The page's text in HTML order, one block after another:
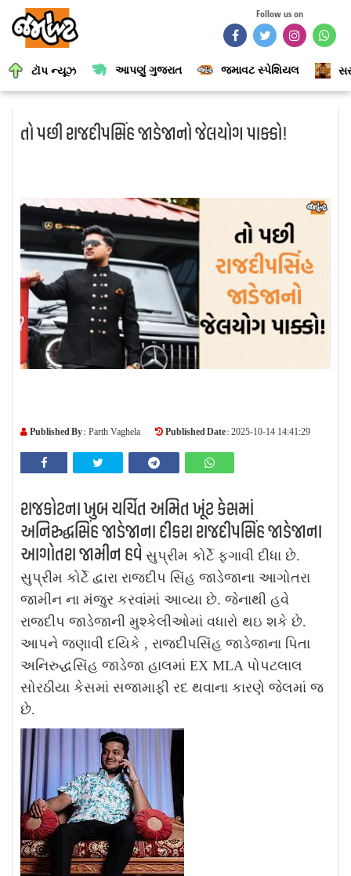
Follow us on
ટૉપ ન્યૂઝ આપણું ગુજરાત જમાવટ સ્પેશિયલ
તો પછી રાજદીપસિંહ જાડેજાનો જેલયોગ પાક્કો!
Published By : Parth Vaghela Published Date : 2025-10-14 14:41:29
રાજકોટના ખુબ ચર્ચિત અમિત ખૂંટ કેસમાં
અનિરુદ્ધસિંહ જાડેજાના દીકરા રાજદીપસિંહ જાડેજાના
આગોતરા જામીન હવે સુપ્રીમ કોર્ટે ફગાવી દીધા છે.
સુપ્રીમ કોર્ટે દ્વારા રાજદીપ સિંહ જાડેજાના આગોતરા
જામીન ના મંજુર કરવાંમાં આવ્યા છે. જેનાથી હવે
રાજદીપ જાડેજાની મુશ્કેલીઓમાં વધારો થઇ શકે છે.
આપને જણાવી દયિકે , રાજદીપસિંહ જાડેજાના પિતા
અનિરુદ્ધસિંહ જાડેજા હાલમાં EX MLA પોપટલાલ
સોરઠીયા કેસમાં સજામાફી રદ થવાના કારણે જેલમાં જ
છે.